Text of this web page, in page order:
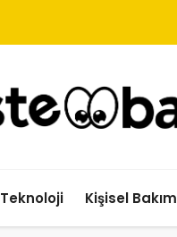
Teknoloji Kişisel Bakım